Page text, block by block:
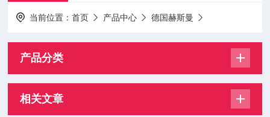
当前位置：首页 产品中心 德国赫斯曼
产品分类
相关文章